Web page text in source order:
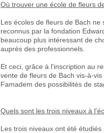
Où trouver une école de fleurs
Les écoles de fleurs de Bach
reconnus par la fondation
beaucoup plus intéressant de
auprès des professionnels.
Et ceci, grâce à l'inscription au
vente de fleurs de Bach vis-à-
Famadem des possibilités de
Quels sont les trois niveaux à
Les trois niveaux ont été